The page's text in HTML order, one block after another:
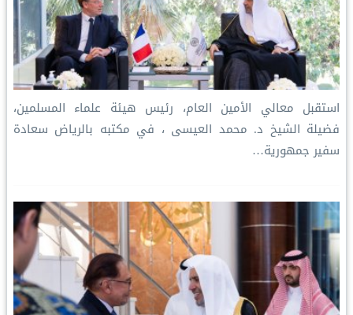
استقبل معالي الأمين العام، رئيس هيئة علماء المسلمين،
فضيلة الشيخ د. محمد العيسى‬⁩ ‬⁩، في مكتبه بالرياض سعادة
سفير جمهورية…